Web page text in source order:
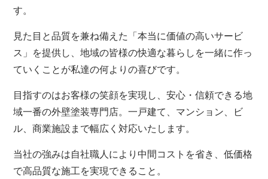
す。
見た目と品質を兼ね備えた「本当に価値の高いサービ
ス」を提供し、地域の皆様の快適な暮らしを一緒に作っ
ていくことが私達の何よりの喜びです。
目指すのはお客様の笑顔を実現し、安心・信頼できる地
域一番の外壁塗装専門店。一戸建て、マンション、ビ
ル、商業施設まで幅広く対応いたします。
当社の強みは自社職人により中間コストを省き、低価格
で高品質な施工を実現できること。